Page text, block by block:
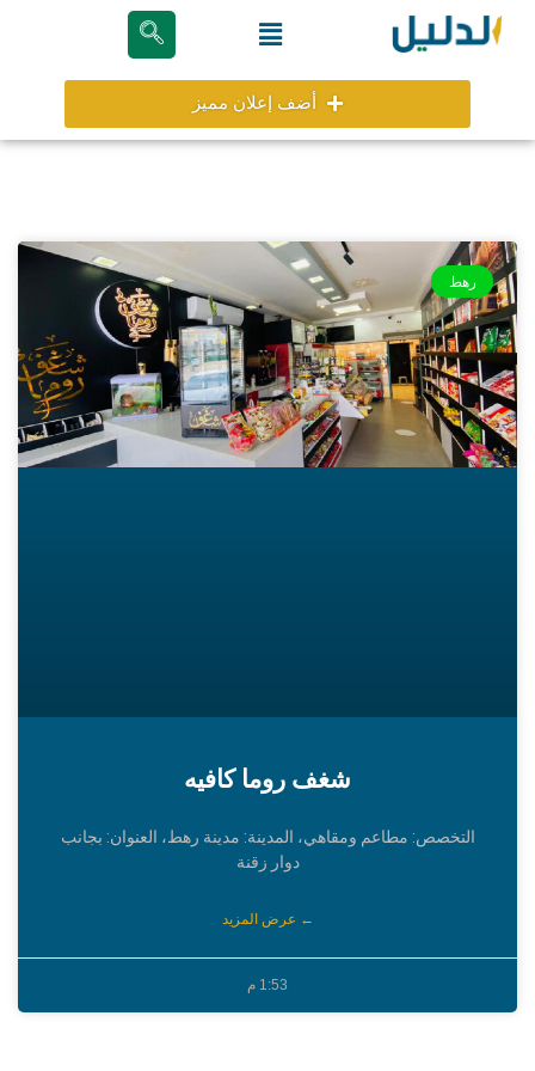
تخطي
Menu
أضف إعلان مميز
رهط
شغف روما كافيه
التخصص: مطاعم ومقاهي، المدينة: مدينة رهط، العنوان: بجانب
دوار زقنة
← عرض المزيد
1:53 م